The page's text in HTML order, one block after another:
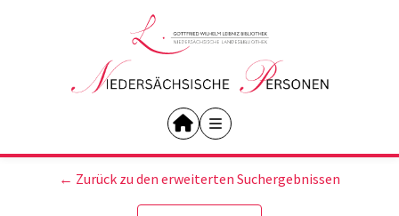
← Zurück zu den erweiterten Suchergebnissen